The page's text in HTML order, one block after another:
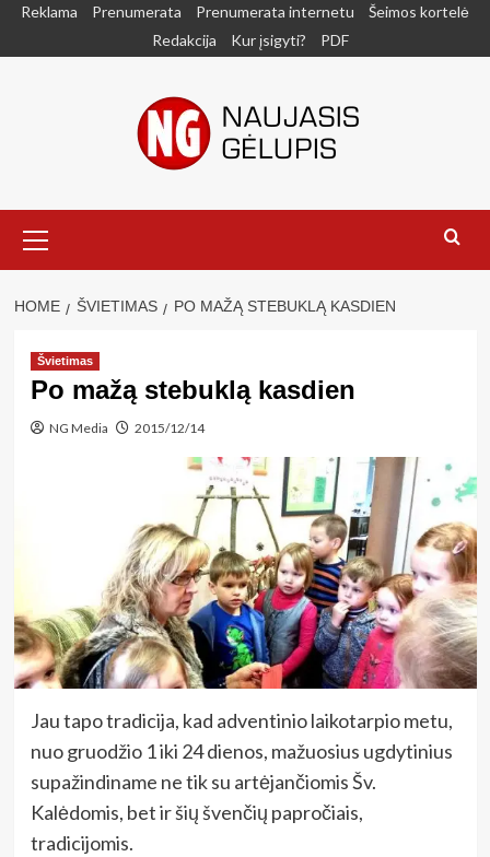
SkipReklama Prenumerata Prenumerata internetu
Šeimos kortelė
Redakcija
Kur įsigyti? PDF
Menu
HOME ŠVIETIMAS PO MAŽĄ STEBUKLĄ KASDIEN
Švietimas
Po mažą stebuklą kasdien
NG Media 2015/12/14
Jau tapo tradicija, kad adventinio laikotarpio metu,
nuo gruodžio 1 iki 24 dienos, mažuosius ugdytinius
supažindiname ne tik su artėjančiomis Šv.
Kalėdomis, bet ir šių švenčių papročiais,
tradicijomis.